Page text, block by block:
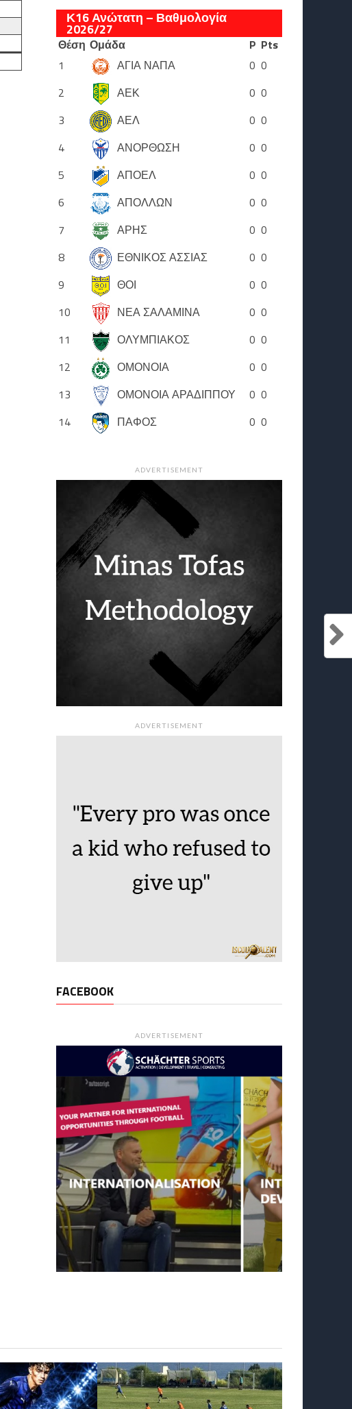
Κ16 Ανώτατη – Βαθμολογία
2026/27
Θέση Ομάδα P Pts
1
ΑΓΙΑ ΝΑΠΑ 0 0
2
ΑΕΚ 0 0
3
ΑΕΛ 0 0
4
ΑΝΟΡΘΩΣΗ 0 0
5
ΑΠΟΕΛ 0 0
6
ΑΠΟΛΛΩΝ 0 0
7
ΑΡΗΣ 0 0
8
ΕΘΝΙΚΟΣ ΑΣΣΙΑΣ 0 0
9
ΘΟΙ 0 0
10
ΝΕΑ ΣΑΛΑΜΙΝΑ 0 0
11
ΟΛΥΜΠΙΑΚΟΣ 0 0
12
ΟΜΟΝΟΙΑ 0 0
13
ΟΜΟΝΟΙΑ ΑΡΑΔΙΠΠΟΥ 0 0
14
ΠΑΦΟΣ 0 0
ADVERTISEMENT
ADVERTISEMENT
FACEBOOK
ADVERTISEMENT